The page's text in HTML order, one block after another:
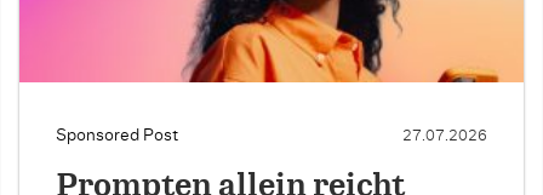
Sponsored Post 27.07.2026
Prompten allein reicht